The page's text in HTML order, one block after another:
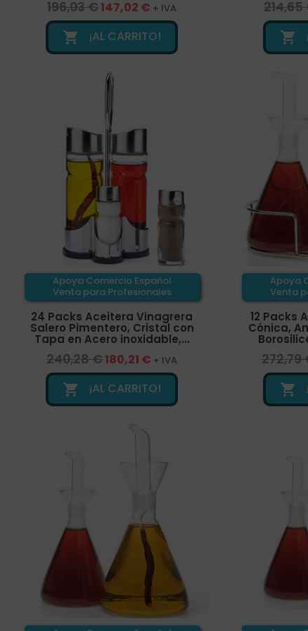
196,03 €147,02 € + IVA
 ¡AL CARRITO!
214,65

Apoya Comercio Español
Venta para Profesionales
24 Packs Aceitera Vinagrera
Salero Pimentero, Cristal con
Tapa en Acero inoxidable,...
240,28 €180,21 € + IVA
 ¡AL CARRITO!
Apoya
Venta
12 Packs
Cónica,
272,79
